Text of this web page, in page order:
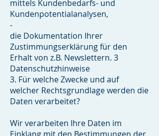
mittels Kundenbedarfs- und
Kundenpotentialanalysen,
-
die Dokumentation Ihrer
Zustimmungserklärung für den
Erhalt von z.B. Newslettern. 3
Datenschutzhinweise
3. Für welche Zwecke und auf
welcher Rechtsgrundlage werden die
Daten verarbeitet?
Wir verarbeiten Ihre Daten im